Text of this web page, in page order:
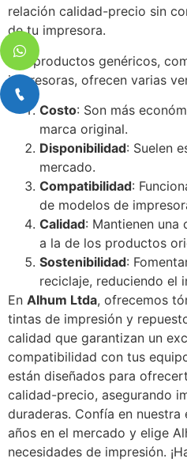
relación calidad-precio sin
de tu impresora.
Los productos genéricos,
impresoras, ofrecen varias
Costo: Son más
marca original.
Disponibilidad: Suelen
mercado.
Compatibilidad:
de modelos de
Calidad: Mantienen una
a la de los productos
Sostenibilidad:
reciclaje, reduciendo el
En Alhum Ltda, ofrecemos
tintas de impresión y
calidad que garantizan un
compatibilidad con tus
están diseñados para
calidad-precio, asegurando
duraderas. Confía en
años en el mercado y elige
necesidades de impresión.